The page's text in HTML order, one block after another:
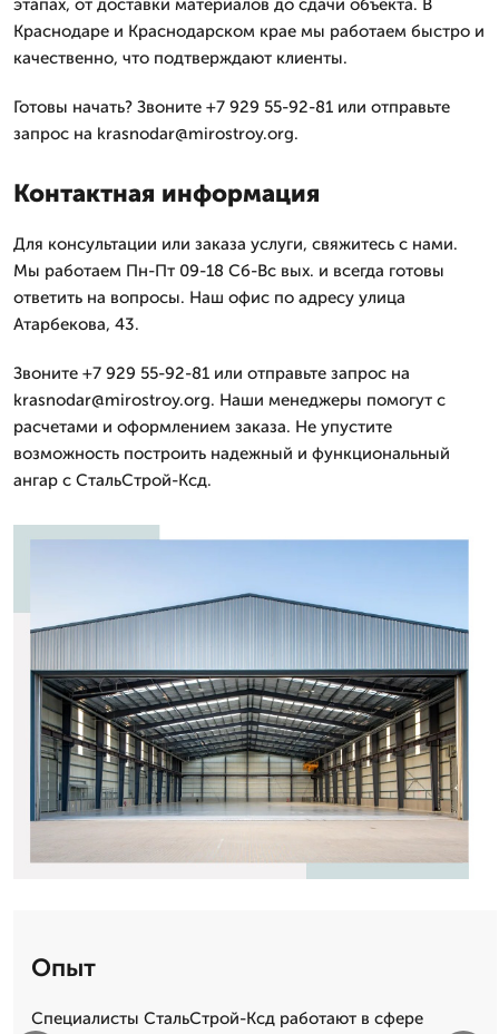
этапах, от доставки материалов до сдачи объекта. В
Краснодаре и Краснодарском крае мы работаем быстро и
качественно, что подтверждают клиенты.
Готовы начать? Звоните +7 929 55-92-81 или отправьте
запрос на krasnodar@mirostroy.org.
Контактная информация
Для консультации или заказа услуги, свяжитесь с нами.
Мы работаем Пн-Пт 09-18 Сб-Вс вых. и всегда готовы
ответить на вопросы. Наш офис по адресу улица
Атарбекова, 43.
Звоните +7 929 55-92-81 или отправьте запрос на
krasnodar@mirostroy.org. Наши менеджеры помогут с
расчетами и оформлением заказа. Не упустите
возможность построить надежный и функциональный
ангар с СтальСтрой-Ксд.
Опыт
Специалисты СтальСтрой-Ксд работают в сфере